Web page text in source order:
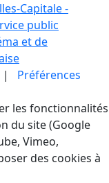
Capitale -
public
et de
| Préférences
les fonctionnalités
du site (Google
Vimeo,
des cookies à